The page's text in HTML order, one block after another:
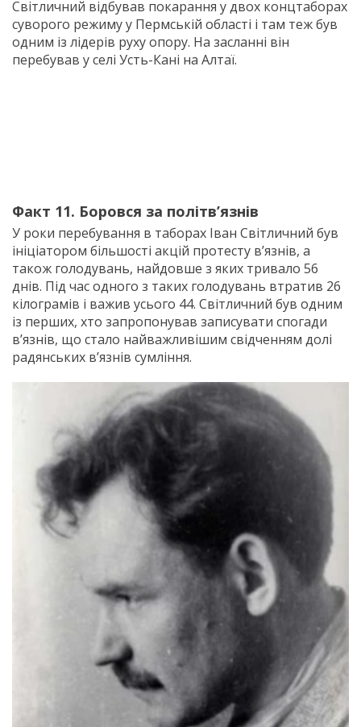
Світличний відбував покарання у двох концтаборах
суворого режиму у Пермській області і там теж був
одним із лідерів руху опору. На засланні він
перебував у селі Усть-Кані на Алтаї.
Факт 11. Боровся за політв’язнів
У роки перебування в таборах Іван Світличний був
ініціатором більшості акцій протесту в’язнів, а
також голодувань, найдовше з яких тривало 56
днів. Під час одного з таких голодувань втратив 26
кілограмів і важив усього 44. Світличний був одним
із перших, хто запропонував записувати спогади
в’язнів, що стало найважливішим свідченням долі
радянських в’язнів сумління.